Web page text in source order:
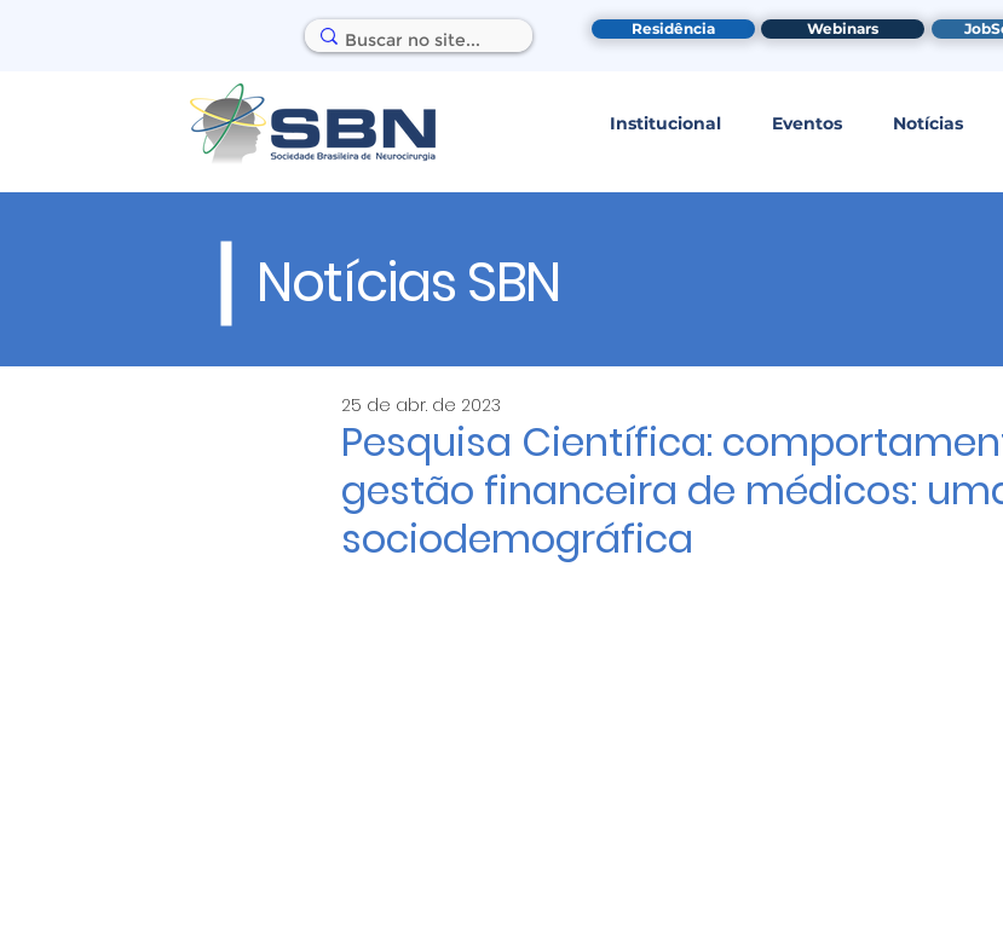
Residência Webinars
Institucional Eventos Notícias
Notícias SBN
Pesquisa Científica:
gestão financeira de médicos:
sociodemográfica
25 de abr. de 2023